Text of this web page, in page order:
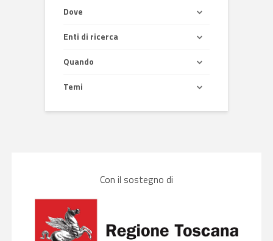
Dove
Enti di ricerca
Quando
Temi
Con il sostegno di